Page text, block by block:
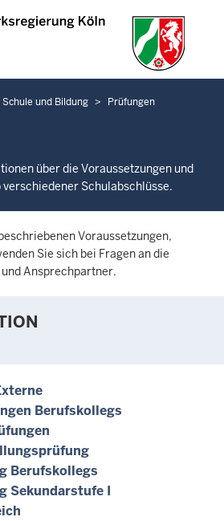
zum Inhalt
DEAKTIVIEREN: HAUPTMENÜ
Schule und Bildung Prüfungen
über die Voraussetzungen und
Schulabschlüsse.
Voraussetzungen,
Sie sich bei Fragen an die
Ansprechpartner.
Berufskollegs
Berufskollegs
Sekundarstufe I